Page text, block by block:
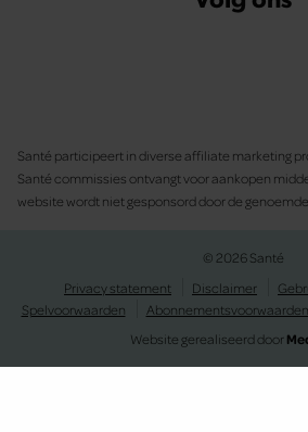
Santé participeert in diverse affiliate marketing
Santé commissies ontvangt voor aankopen
website wordt niet gesponsord door de
© 2026 Santé
Privacy statement
Disclaimer
Spelvoorwaarden
Abonnementsvoorwaarden
Website gerealiseerd door